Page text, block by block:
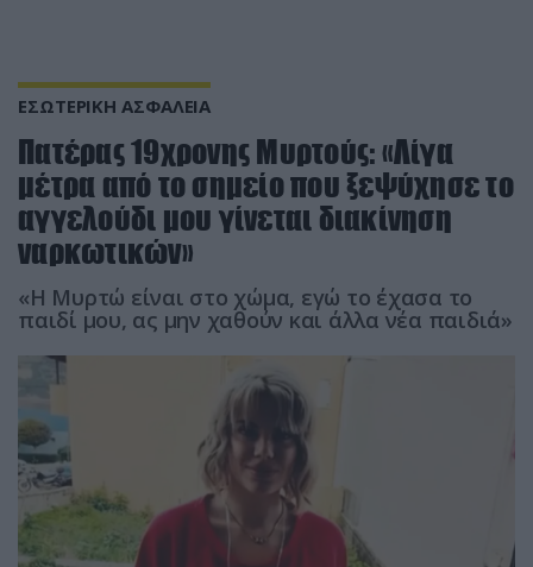
ΕΣΩΤΕΡΙΚΗ ΑΣΦΑΛΕΙΑ
Πατέρας 19χρονης Μυρτούς: «Λίγα
μέτρα από το σημείο που ξεψύχησε το
αγγελούδι μου γίνεται διακίνηση
ναρκωτικών»
«Η Μυρτώ είναι στο χώμα, εγώ το έχασα το
παιδί μου, ας μην χαθούν και άλλα νέα παιδιά»